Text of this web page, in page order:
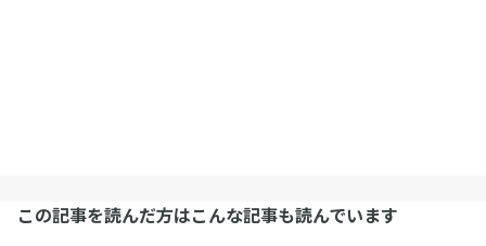
この記事を読んだ方はこんな記事も読んでいます